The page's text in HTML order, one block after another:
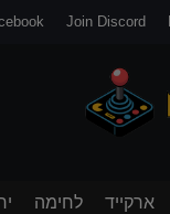
Join Discord
ארקייד לחימה